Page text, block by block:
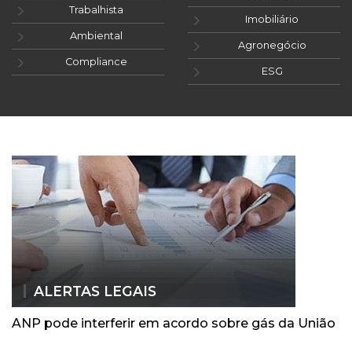
Trabalhista
Ambiental
Compliance
Imobiliário
Agronegócio
ESG
ALERTAS LEGAIS
ANP pode interferir em acordo sobre gás da União